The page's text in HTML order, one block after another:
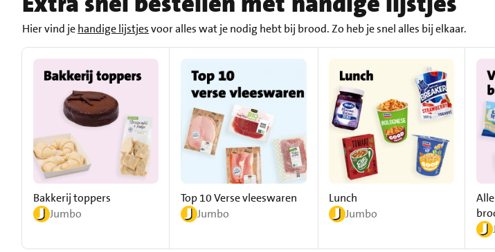
Hier vind jehandige lijstjesvoor alles wat je nodig hebt bij brood. Zo heb je snel alles bij elkaar.
Bakkerij toppers
Jumbo
Top 10 Verse vleeswaren
Jumbo
Lunch
Jumbo